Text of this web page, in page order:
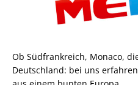
Ob Südfrankreich, Monaco,
Deutschland: bei uns